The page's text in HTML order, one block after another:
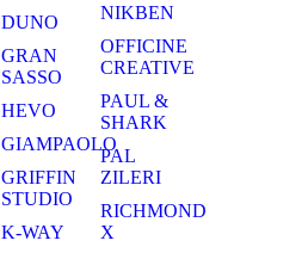
DUNO
GRAN
SASSO
HEVO
GIAMPAOLO
GRIFFIN
STUDIO
K-WAY
NIKBEN
OFFICINE
CREATIVE
PAUL &
SHARK
PAL
ZILERI
RICHMOND
X